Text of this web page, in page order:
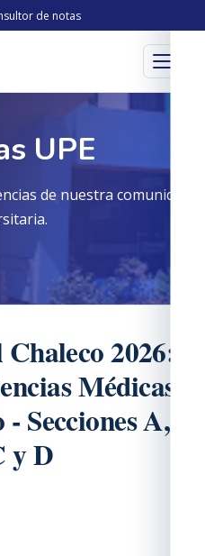
de notas
Menú
UPE
de nuestra comunidad
2026:
Médicas
Secciones A,
y D